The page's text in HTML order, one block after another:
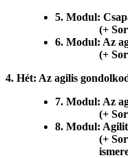
5. Modul:
(+
6. Modul: Az
(+
4. Hét: Az agilis
7. Modul: Az
(+
8. Modul:
(+